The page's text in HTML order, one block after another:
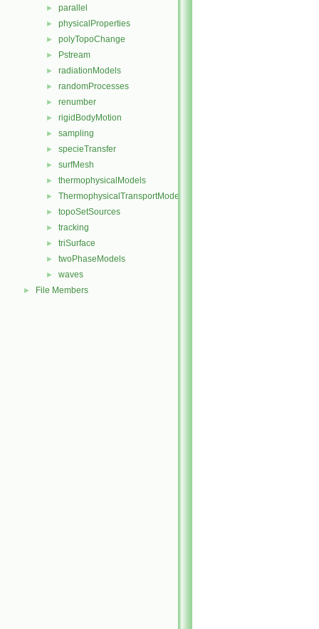
► parallel
► physicalProperties
► polyTopoChange
► Pstream
► radiationModels
► randomProcesses
► renumber
► rigidBodyMotion
► sampling
► specieTransfer
► surfMesh
► thermophysicalModels
► ThermophysicalTransportModels
► topoSetSources
► tracking
► triSurface
► twoPhaseModels
► waves
► File Members